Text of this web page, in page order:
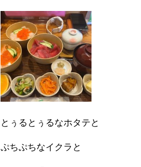
とぅるとぅるなホタテと
ぷちぷちなイクラと